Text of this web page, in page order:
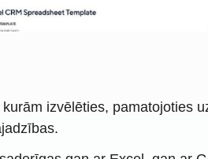
izvēlēties, pamatojoties